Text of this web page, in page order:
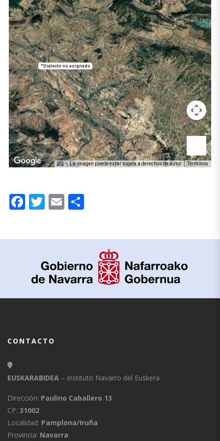
*Dialecto no asignado
La imagen puede estar sujeta a derechos de autor Términos
Facebook
Twitter
Email
CONTACTO
EUSKARABIDEA – Instituto Navarro del Euskera
Dirección: Paulino Caballero 13
CP: 31002
Localidad: Pamplona/Iruña
Provincia: Navarra